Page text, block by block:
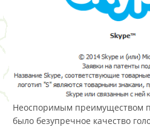
Неоспоримым преимуществом
было безупречное качество